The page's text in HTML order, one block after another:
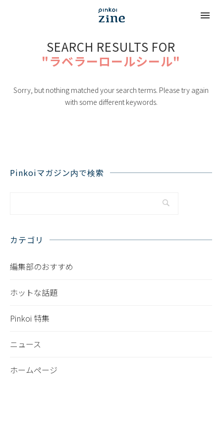
SEARCH RESULTS FOR
"ラベラーロールシール"
Sorry, but nothing matched your search terms. Please try again
with some different keywords.
Pinkoiマガジン内で検索
カテゴリ
編集部のおすすめ
ホットな話題
Pinkoi 特集
ニュース
ホームページ